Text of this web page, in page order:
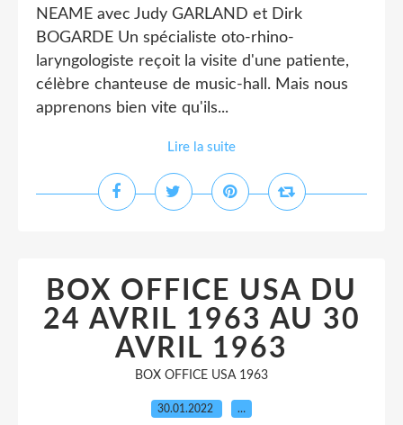
NEAME avec Judy GARLAND et Dirk
BOGARDE Un spécialiste oto-rhino-
laryngologiste reçoit la visite d'une patiente,
célèbre chanteuse de music-hall. Mais nous
apprenons bien vite qu'ils...
Lire la suite
BOX OFFICE USA DU
24 AVRIL 1963 AU 30
AVRIL 1963
BOX OFFICE USA 1963
30.01.2022 …